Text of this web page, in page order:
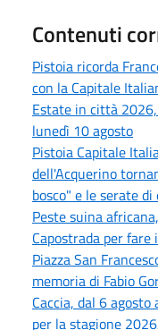
Contenuti
Pistoia ricorda
con la Capitale
Estate in città
lunedì 10 agosto
Pistoia Capitale
dell'Acquerino
bosco" e le serate
Peste suina
Capostrada per
Piazza San
memoria di Fabio
Caccia, dal 6
per la stagione